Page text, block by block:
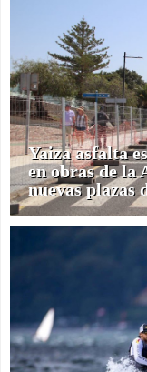
Yaiza asfalta
en obras de la
nuevas plazas